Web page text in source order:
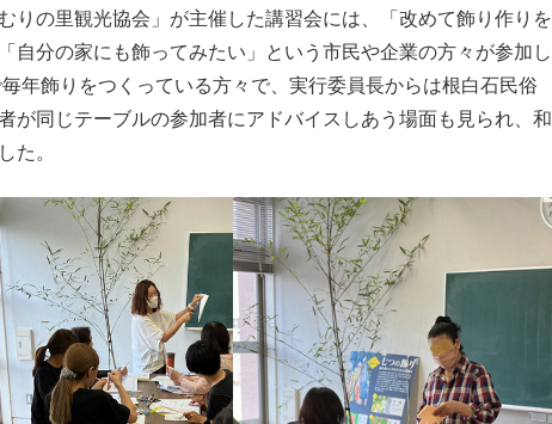
りの里観光協会」が主催した講習会には、「改めて飾り作りを
自分の家にも飾ってみたい」という市民や企業の方々が参加し
年飾りをつくっている方々で、実行委員長からは根白石民俗
が同じテーブルの参加者にアドバイスしあう場面も見られ、和
た。